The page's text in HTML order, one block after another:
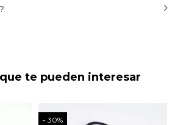
te pueden interesar
30